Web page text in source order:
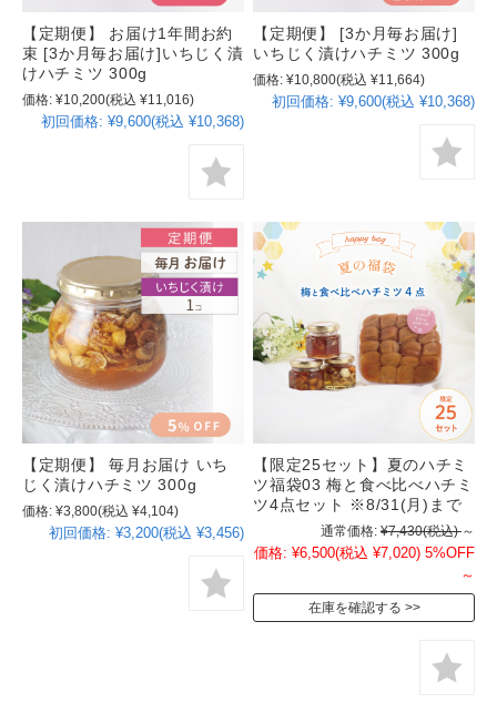
【定期便】 お届け1年間お約
束 [3か月毎お届け]いちじく漬
けハチミツ 300g
価格: ¥10,200(税込 ¥11,016)
初回価格: ¥9,600(税込 ¥10,368)
【定期便】 [3か月毎お届け]
いちじく漬けハチミツ 300g
価格: ¥10,800(税込 ¥11,664)
初回価格: ¥9,600(税込 ¥10,368)
【定期便】 毎月お届け いち
じく漬けハチミツ 300g
価格: ¥3,800(税込 ¥4,104)
初回価格: ¥3,200(税込 ¥3,456)
【限定25セット】夏のハチミ
ツ福袋03 梅と食べ比べハチミ
ツ4点セット ※8/31(月)まで
通常価格: ¥7,430(税込) ～
価格: ¥6,500(税込 ¥7,020) 5%OFF
～
在庫を確認する